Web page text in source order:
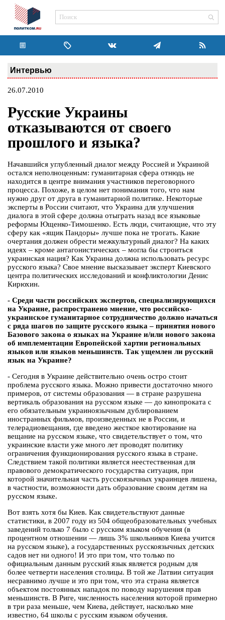
Интервью
26.07.2010
Русские Украины
отказываются от своего
прошлого и языка?
Начавшийся углубленный диалог между Россией и Украиной
остался неполноценным: гуманитарная сфера отнюдь не
находится в центре внимания участников переговорного
процесса. Похоже, в целом нет понимания того, что нам
нужно друг от друга в гуманитарной политике. Некоторые
эксперты в России считают, что Украина для улучшения
диалога в этой сфере должна отыграть назад все языковые
реформы Ющенко-Тимошенко. Есть люди, считающие, что эту
сферу как «ящик Пандоры» лучше пока не трогать. Какие
очертания должен обрести межкультурный диалог? На каких
идеях – кроме антагонистических – могла бы строиться
украинская нация? Как Украина должна использовать ресурс
русского языка? Свое мнение высказывает эксперт Киевского
центра политических исследований и конфликтологии Денис
Кирюхин.
- Среди части российских экспертов, специализирующихся
на Украине, распространено мнение, что российско-
украинское гуманитарное сотрудничество должно начаться
с ряда шагов по защите русского языка – принятия нового
Базового закона о языках на Украине и/или нового закона
об имплементации Европейской хартии региональных
языков или языков меньшинств. Так ущемлен ли русский
язык на Украине?
- Сегодня в Украине действительно очень остро стоит
проблема русского языка. Можно привести достаточно много
примеров, от системы образования — в стране разрушена
вертикаль образования на русском языке — до кинопроката с
его обязательным украиноязычным дублированием
иностранных фильмов, произведенных не в России, и
телерадиовещания, где введено жесткое квотирование на
вещание на русском языке, что свидетельствует о том, что
украинские власти уже много лет проводят политику
ограничения функционирования русского языка в стране.
Следствием такой политики является неестественная для
правового демократического государства ситуация, при
которой значительная часть русскоязычных украинцев лишена,
в частности, возможности дать образование своим детям на
русском языке.
Вот взять хотя бы Киев. Как свидетельствуют данные
статистики, в 2007 году из 504 общеобразовательных учебных
заведений только 7 было с русским языком обучения (в
процентном отношении — лишь 3% школьников Киева учится
на русском языке), а государственных русскоязычных детских
садов нет ни одного! И это при том, что только по
официальным данным русский язык является родным для
более четверти населения столицы. В той же Латвии ситуация
несравнимо лучше и это при том, что эта страна является
объектом постоянных нападок по поводу нарушения прав
меньшинств. В Риге, численность населения которой примерно
в три раза меньше, чем Киева, действует, насколько мне
известно, 64 школы с русским языком обучения.